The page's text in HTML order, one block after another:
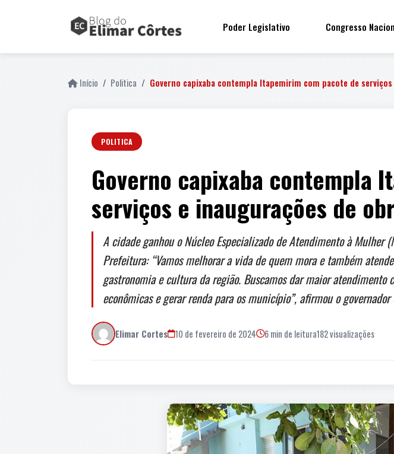
Poder Legislativo Congresso
Início Politica Governo capixaba contempla Itapemirim com pacote de
POLITICA
Governo capixaba contempla
serviços e inaugurações de
A cidade ganhou o Núcleo Especializado de Atendimento à
Prefeitura: “Vamos melhorar a vida de quem mora e também
gastronomia e cultura da região. Buscamos dar maior
econômicas e gerar renda para os município”, afirmou o governador
Elimar Cortes 10 de fevereiro de 2024 6 min de leitura182 visualizações